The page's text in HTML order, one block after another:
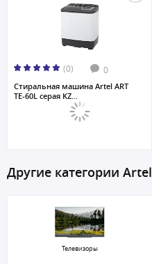
(0) 0
Стиральная машина Artel ART
TE-60L серая KZ...
Другие категории Artel
Телевизоры